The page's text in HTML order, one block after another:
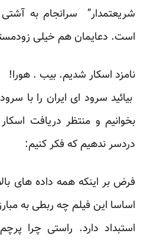
شریعتمدار” سرانجام به
است. دعایمان هم خیلی
نامزد اسکار شدیم. بیب . هورا!
بیائید سرود ای ایران را با
بخوانیم و منتظر دریافت
دردسر ندهیم که فکر کنیم:
فرض بر اینکه همه داده های
اساسا این فیلم چه ربطی به
استبداد دارد. راستی چرا